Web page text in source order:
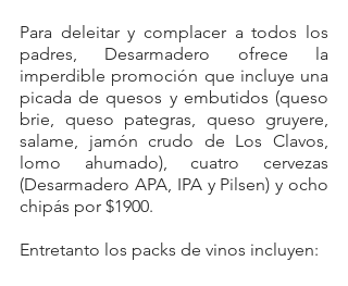
Para deleitar y complacer a todos los
padres, Desarmadero ofrece la
imperdible promoción que incluye una
picada de quesos y embutidos (queso
brie, queso pategras, queso gruyere,
salame, jamón crudo de Los Clavos,
lomo ahumado), cuatro cervezas
(Desarmadero APA, IPA y Pilsen) y ocho
chipás por $1900.
Entretanto los packs de vinos incluyen: